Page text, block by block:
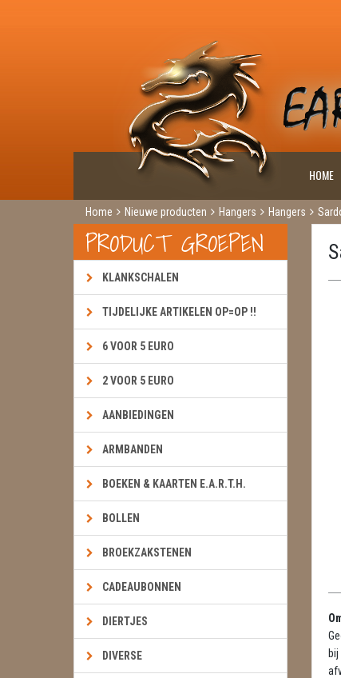
HOME
Home Nieuwe producten Hangers Hangers
PRODUCT GROEPEN
KLANKSCHALEN
TIJDELIJKE ARTIKELEN OP=OP !!
6 VOOR 5 EURO
2 VOOR 5 EURO
AANBIEDINGEN
ARMBANDEN
BOEKEN & KAARTEN E.A.R.T.H.
BOLLEN
BROEKZAKSTENEN
CADEAUBONNEN
DIERTJES
DIVERSE